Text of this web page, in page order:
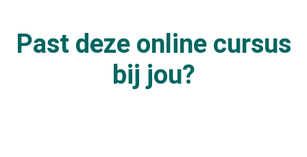
Past deze online cursus
bij jou?